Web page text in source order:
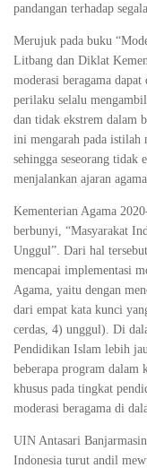
pandangan terhadap
Merujuk pada buku
Litbang dan Diklat
moderasi beragama
perilaku selalu
dan tidak ekstrem dalam
ini mengarah pada istilah
sehingga seseorang tidak
menjalankan ajaran
Kementerian Agama
berbunyi, “Masyarakat
Unggul”. Dari hal
mencapai implementasi
Agama, yaitu dengan
dari empat kata kunci
cerdas, 4) unggul). Di
Pendidikan Islam lebih
beberapa program dalam
khusus pada tingkat
moderasi beragama di
UIN Antasari
Indonesia turut andil